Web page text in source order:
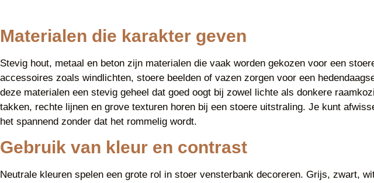
Materialen die karakter geven
Stevig hout, metaal en beton zijn materialen die vaak worden gekozen voor een
accessoires zoals windlichten, stoere beelden of vazen zorgen voor een
deze materialen een stevig geheel dat goed oogt bij zowel lichte als donkere
takken, rechte lijnen en grove texturen horen bij een stoere uitstraling. Je kunt
het spannend zonder dat het rommelig wordt.
Gebruik van kleur en contrast
Neutrale kleuren spelen een grote rol in stoer vensterbank decoreren. Grijs, zwart,